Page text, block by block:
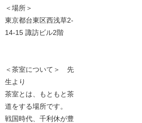
＜場所＞
東京都台東区西浅草2-
14-15 諏訪ビル2階
＜茶室について＞ 先
生より
茶室とは、もともと茶
道をする場所です。
戦国時代、千利休が豊